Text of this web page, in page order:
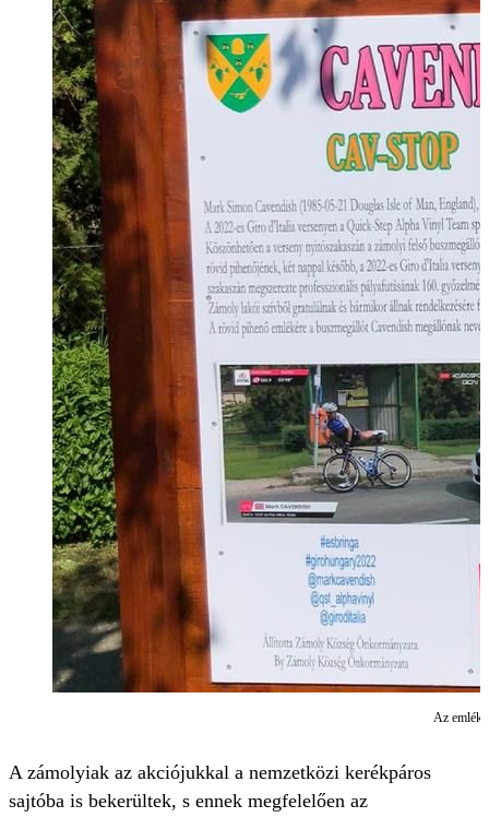
Az
A zámolyiak az akciójukkal a nemzetközi kerékpáros
sajtóba is bekerültek, s ennek megfelelően az